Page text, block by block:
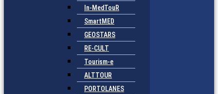
In-MedTouR
SmartMED
GEOSTARS
RE-CULT
Tourism-e
ALTTOUR
PORTOLANES